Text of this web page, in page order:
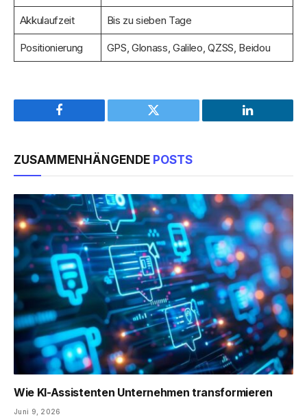
Akkulaufzeit Bis zu sieben Tage
Positionierung GPS, Glonass, Galileo, QZSS, Beidou
Facebook Twitter LinkedIn
ZUSAMMENHÄNGENDE POSTS
Wie KI-Assistenten Unternehmen transformieren
Juni 9, 2026